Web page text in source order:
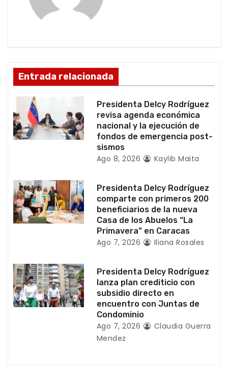
e
n
t
a
d
Entrada relacionada
Presidenta Delcy Rodríguez
revisa agenda económica
nacional y la ejecución de
fondos de emergencia post-
sismos
Ago 8, 2026 Kaylib Maita
Presidenta Delcy Rodríguez
comparte con primeros 200
beneficiarios de la nueva
Casa de los Abuelos “La
Primavera” en Caracas
Ago 7, 2026 Iliana Rosales
Presidenta Delcy Rodríguez
lanza plan crediticio con
subsidio directo en
encuentro con Juntas de
Condominio
Ago 7, 2026
Claudia Guerra
Mendez